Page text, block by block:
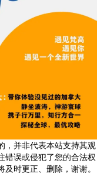
，并非代表本站支持其观
错误或侵犯了您的合法权
时更正、删除，谢谢。